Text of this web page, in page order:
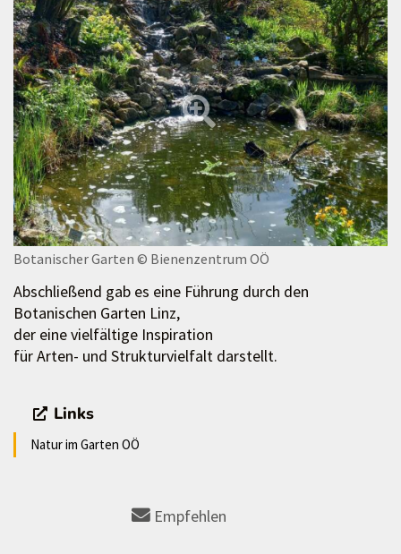
Botanischer Garten © Bienenzentrum OÖ
Abschließend gab es eine Führung durch den
Botanischen Garten Linz,
der eine vielfältige Inspiration
für Arten- und Strukturvielfalt darstellt.
Links
Natur im Garten OÖ
Empfehlen